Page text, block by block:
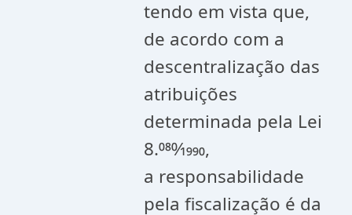
tendo em vista que,
de acordo com a
descentralização das
atribuições
determinada pela Lei
8.080⁄1990,
a responsabilidade
pela fiscalização é da